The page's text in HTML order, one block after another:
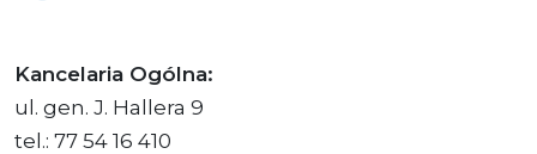
Kancelaria Ogólna:
ul. gen. J. Hallera 9
tel.: 77 54 16 410